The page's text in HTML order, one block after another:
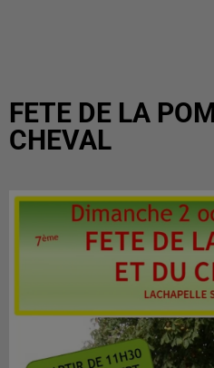
FETE DE LA
CHEVAL